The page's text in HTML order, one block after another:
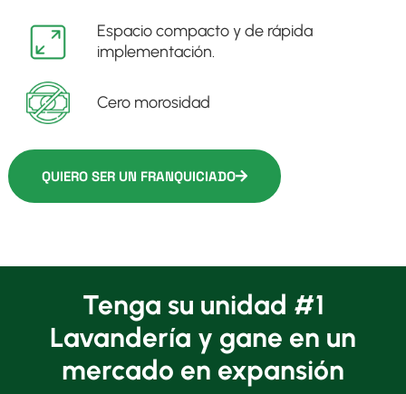
Espacio compacto y de rápida
implementación.
Cero morosidad
QUIERO SER UN FRANQUICIADO
Tenga su unidad #1
Lavandería y gane en un
mercado en expansión